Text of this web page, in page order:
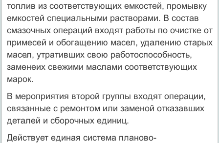
топлив из соответствующих емкостей, промывку
емкостей специальными растворами. В состав
смазочных операций входят работы по очистке от
примесей и обогащению масел, удалению старых
масел, утративших свою работоспособность,
заменеих свежими маслами соответствующих
марок.
В мероприятия второй группы входят операции,
связанные с ремонтом или заменой отказавших
деталей и сборочных единиц.
Действует единая система планово-